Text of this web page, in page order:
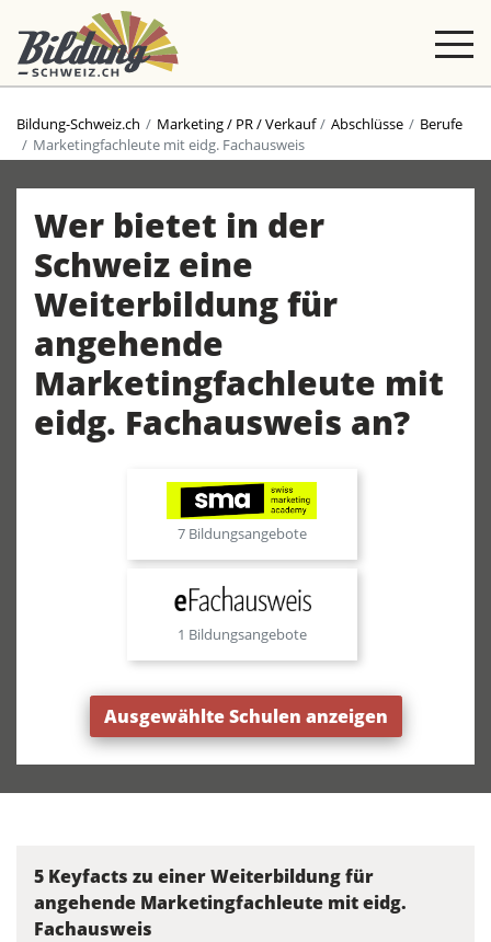
Bildung-Schweiz.ch Marketing / PR / Verkauf Abschlüsse
Berufe
Marketingfachleute mit eidg. Fachausweis
Wer bietet in der
Schweiz eine
Weiterbildung für
angehende
Marketingfachleute mit
eidg. Fachausweis an?
7 Bildungsangebote
1 Bildungsangebote
Ausgewählte Schulen anzeigen
5 Keyfacts zu einer Weiterbildung für
angehende Marketingfachleute mit eidg.
Fachausweis